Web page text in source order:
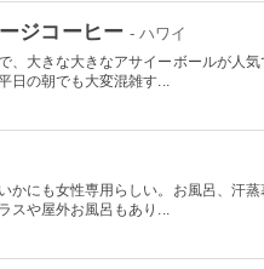
ジコーヒー - ハワイ
、大きな大きなアサイーボールが人
日の朝でも大変混雑す...
かにも女性専用らしい。お風呂、汗
スや屋外お風呂もあり...